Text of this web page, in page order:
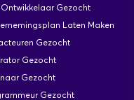
Gezocht
Laten Maken
Gezocht
Gezocht
Gezocht
Gezocht